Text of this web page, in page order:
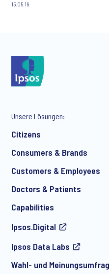
Ergebnis einer Umfrage des
15.05.19
Unsere Lösungen:
Citizens
Consumers & Brands
Customers & Employees
Doctors & Patients
Capabilities
Ipsos.Digital
Ipsos Data Labs
Wahl- und